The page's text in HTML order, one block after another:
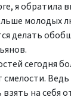
я обратила
делать
сегодня
на себя